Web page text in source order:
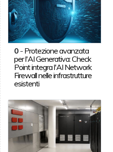
0- Protezione avanzata
per l'AI Generativa: Check
Point integra l'AI Network
Firewall nelle infrastrutture
esistenti